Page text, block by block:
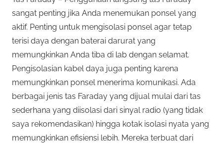
sangat penting jika Anda menemukan ponsel yang
aktif. Penting untuk mengisolasi ponsel agar tetap
terisi daya dengan baterai darurat yang
memungkinkan Anda tiba di lab dengan selamat.
Pengisolasian kabel daya juga penting karena
memungkinkan ponsel menerima komunikasi. Ada
berbagai jenis tas Faraday yang dijual mulai dari tas
sederhana yang diisolasi dari sinyal radio (yang tidak
saya rekomendasikan) hingga kotak isolasi nyata yang
memungkinkan efisiensi lebih. Mereka terbuat dari